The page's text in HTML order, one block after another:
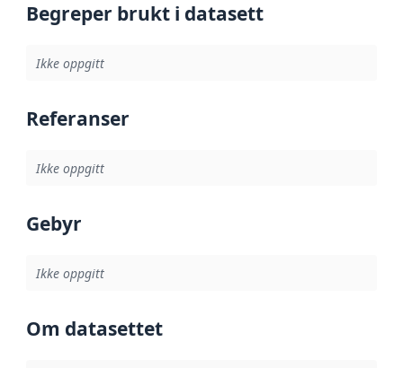
Begreper brukt i datasett
Ikke oppgitt
Referanser
Ikke oppgitt
Gebyr
Ikke oppgitt
Om datasettet